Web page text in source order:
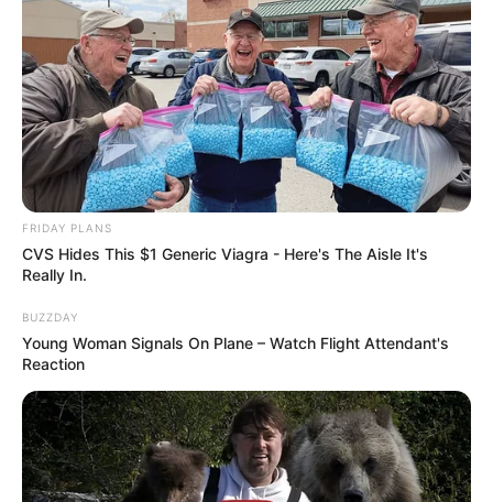
FRIDAY PLANS
CVS Hides This $1 Generic Viagra - Here's The Aisle It's
Really In.
BUZZDAY
Young Woman Signals On Plane – Watch Flight Attendant's
Reaction